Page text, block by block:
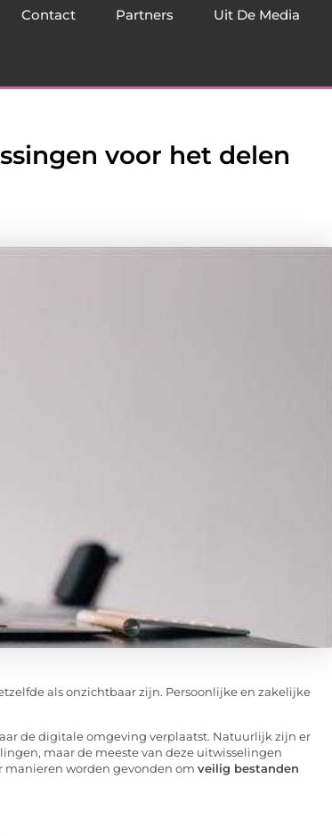
Contact Partners Uit De Media
voor het delen
als onzichtbaar zijn. Persoonlijke en zakelijke
de digitale omgeving verplaatst. Natuurlijk zijn er
maar de meeste van deze uitwisselingen
manieren worden gevonden om veilig bestanden